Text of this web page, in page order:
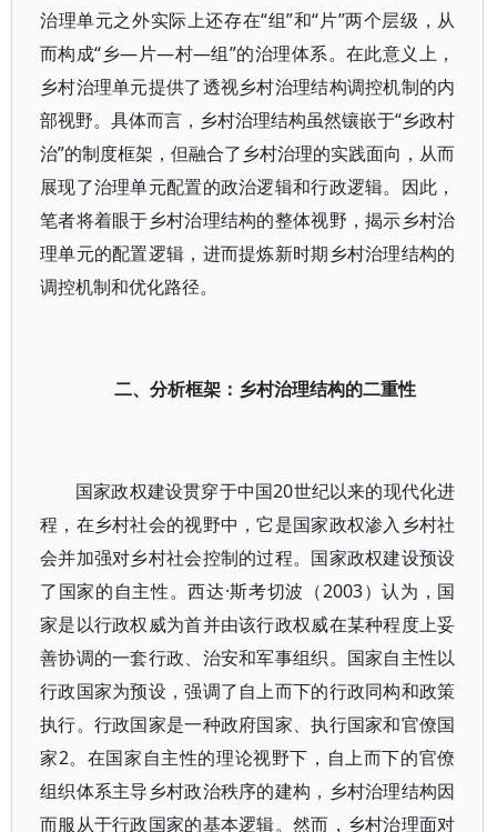
治理单元之外实际上还存在“组”和“片”两个层级，从
而构成“乡—片—村—组”的治理体系。在此意义上，
乡村治理单元提供了透视乡村治理结构调控机制的内
部视野。具体而言，乡村治理结构虽然镶嵌于“乡政村
治”的制度框架，但融合了乡村治理的实践面向，从而
展现了治理单元配置的政治逻辑和行政逻辑。因此，
笔者将着眼于乡村治理结构的整体视野，揭示乡村治
理单元的配置逻辑，进而提炼新时期乡村治理结构的
调控机制和优化路径。
二、分析框架：乡村治理结构的二重性
国家政权建设贯穿于中国20世纪以来的现代化进
程，在乡村社会的视野中，它是国家政权渗入乡村社
会并加强对乡村社会控制的过程。国家政权建设预设
了国家的自主性。西达·斯考切波（2003）认为，国
家是以行政权威为首并由该行政权威在某种程度上妥
善协调的一套行政、治安和军事组织。国家自主性以
行政国家为预设，强调了自上而下的行政同构和政策
执行。行政国家是一种政府国家、执行国家和官僚国
家2。在国家自主性的理论视野下，自上而下的官僚
组织体系主导乡村政治秩序的建构，乡村治理结构因
而服从于行政国家的基本逻辑。然而，乡村治理面对